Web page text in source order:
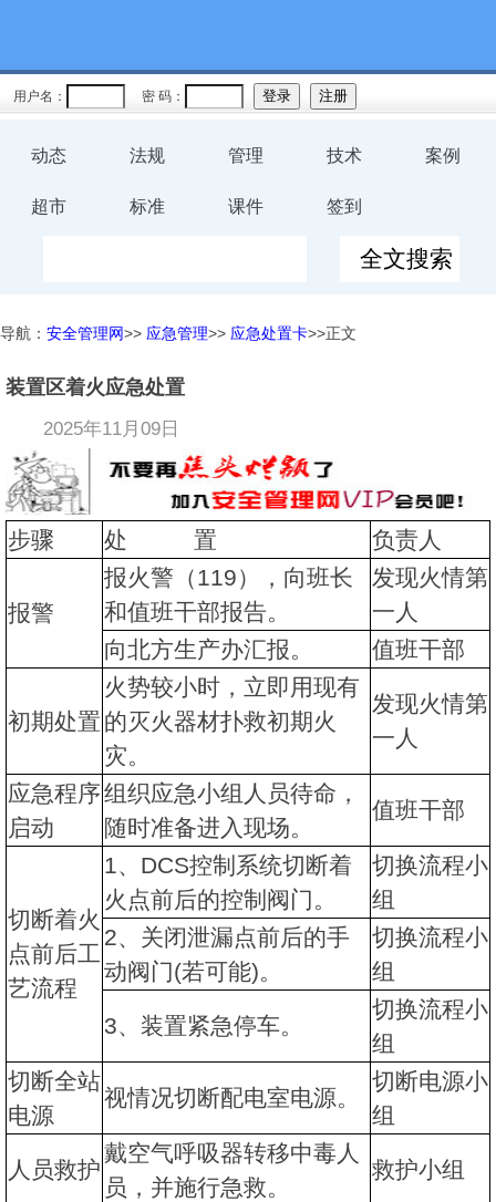
用户名： 密 码：
动态 法规 管理 技术 案例
超市 标准 课件 签到
导航： 安全管理网>> 应急管理>> 应急处置卡>>正文
装置区着火应急处置
2025年11月09日
步骤 处 置 负责人
报警
报火警（119），向班长
和值班干部报告。
发现火情第
一人
向北方生产办汇报。
值班干部
初期处置
火势较小时，立即用现有
的灭火器材扑救初期火
灾。
发现火情第
一人
应急程序
启动
组织应急小组人员待命，
随时准备进入现场。
值班干部
切断着火
点前后工
艺流程
1、DCS控制系统切断着
火点前后的控制阀门。
切换流程小
组
2、关闭泄漏点前后的手
动阀门(若可能)。
切换流程小
组
3、装置紧急停车。
切换流程小
组
切断全站
电源
视情况切断配电室电源。
切断电源小
组
人员救护
戴空气呼吸器转移中毒人
员，并施行急救。
救护小组